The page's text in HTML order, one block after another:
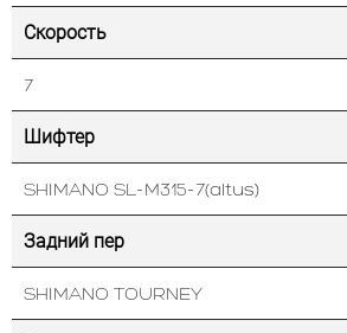
Скорость
7
Шифтер
SHIMANO SL-M315-7(altus)
Задний пер
SHIMANO TOURNEY